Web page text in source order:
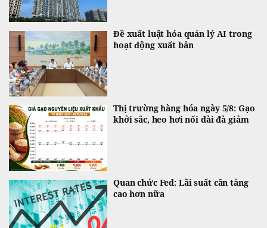
Đề xuất luật hóa quản lý AI trong
hoạt động xuất bản
Thị trường hàng hóa ngày 5/8: Gạo
khởi sắc, heo hơi nối dài đà giảm
Quan chức Fed: Lãi suất cần tăng
cao hơn nữa